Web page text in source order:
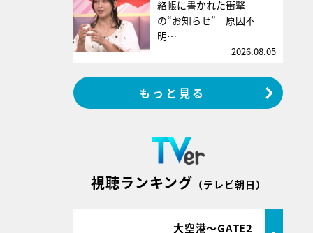
絡帳に書かれた衝撃
の“お知らせ” 原因不
明…
2026.08.05
もっと見る
視聴ランキング （テレビ朝日）
大空港～GATE2